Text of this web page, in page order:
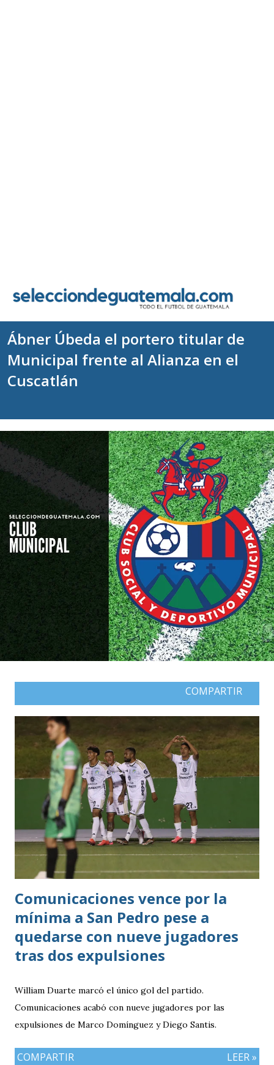
Ábner Úbeda el portero titular de
Municipal frente al Alianza en el
Cuscatlán
COMPARTIR
Comunicaciones vence por la
mínima a San Pedro pese a
quedarse con nueve jugadores
tras dos expulsiones
William Duarte marcó el único gol del partido.
Comunicaciones acabó con nueve jugadores por las
expulsiones de Marco Domínguez y Diego Santis.
COMPARTIR LEER »